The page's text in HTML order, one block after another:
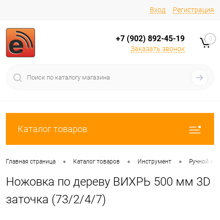
Вход Регистрация
+7 (902) 892-45-19
Заказать звонок
0
Каталог товаров
Главная страница • Каталог товаров • Инструмент • Ручной
Ножовка по дереву ВИХРЬ 500 мм 3D
заточка (73/2/4/7)